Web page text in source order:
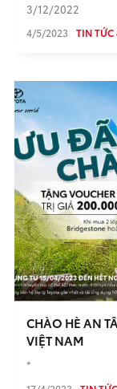
3/12/2022
4/5/2023 TIN TỨC
CHÀO HÈ AN
VIỆT NAM
*